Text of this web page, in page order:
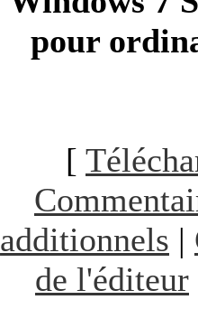
pour
[
additionnels |
de l'éditeur